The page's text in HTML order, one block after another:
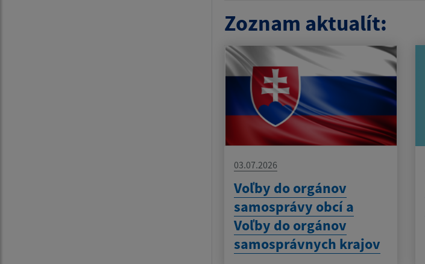
Zoznam aktualít:
03.07.2026
Voľby do orgánov
samosprávy obcí a
Voľby do orgánov
samosprávnych krajov